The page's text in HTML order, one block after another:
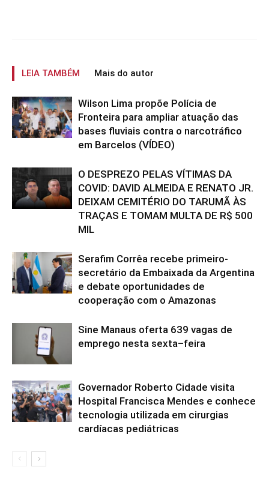
LEIA TAMBÉM Mais do autor
Wilson Lima propõe Polícia de
Fronteira para ampliar atuação das
bases fluviais contra o narcotráfico
em Barcelos (VÍDEO)
O DESPREZO PELAS VÍTIMAS DA
COVID: DAVID ALMEIDA E RENATO JR.
DEIXAM CEMITÉRIO DO TARUMÃ ÀS
TRAÇAS E TOMAM MULTA DE R$ 500
MIL
Serafim Corrêa recebe primeiro-
secretário da Embaixada da Argentina
e debate oportunidades de
cooperação com o Amazonas
Sine Manaus oferta 639 vagas de
emprego nesta sexta–feira
Governador Roberto Cidade visita
Hospital Francisca Mendes e conhece
tecnologia utilizada em cirurgias
cardíacas pediátricas